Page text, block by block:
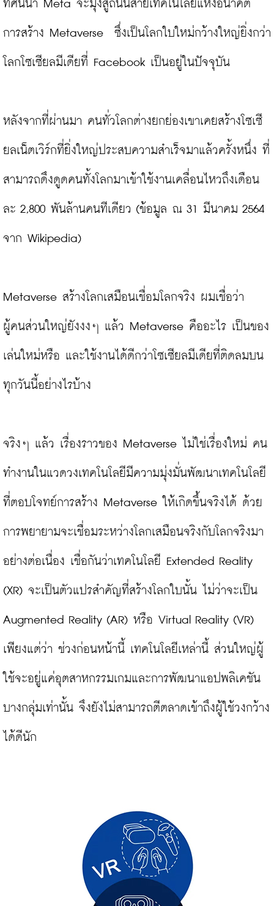
ทัศน์นำ Meta จะมุ่งสู่ถนนสายเทคโนโลยีแห่งอนาคต
การสร้าง Metaverse  ซึ่งเป็นโลกใบใหม่กว้างใหญ่ยิ่งกว่า
โลกโซเซียลมีเดียที่ Facebook เป็นอยู่ในปัจจุบัน
หลังจากที่ผ่านมา คนทั่วโลกต่างยกย่องเขาเคยสร้างโซเซี
ยลเน็ตเวิร์กที่ยิ่งใหญ่ประสบความสำเร็จมาแล้วครั้งหนึ่ง ที่
สามารถดึงดูดคนทั้งโลกมาเข้าใช้งานเคลื่อนไหวถึงเดือน
ละ 2,800 พันล้านคนทีเดียว (ข้อมูล ณ 31 มีนาคม 2564
จาก Wikipedia)
Metaverse สร้างโลกเสมือนเชื่อมโลกจริง ผมเชื่อว่า
ผู้คนส่วนใหญ่ยังงงๆ แล้ว Metaverse คืออะไร เป็นของ
เล่นใหม่หรือ และใช้งานได้ดีกว่าโซเซียลมีเดียที่ติดลมบน
ทุกวันนี้อย่างไรบ้าง
จริงๆ แล้ว เรื่องราวของ Metaverse ไม่ใช่เรื่องใหม่ คน
ทำงานในแวดวงเทคโนโลยีมีความมุ่งมั่นพัฒนาเทคโนโลยี
ที่ตอบโจทย์การสร้าง Metaverse ให้เกิดขึ้นจริงได้ ด้วย
การพยายามจะเชื่อมระหว่างโลกเสมือนจริงกับโลกจริงมา
อย่างต่อเนื่อง เชื่อกันว่าเทคโนโลยี Extended Reality
(XR) จะเป็นตัวแปรสำคัญที่สร้างโลกใบนั้น ไม่ว่าจะเป็น
Augmented Reality (AR) หรือ Virtual Reality (VR)
เพียงแต่ว่า ช่วงก่อนหน้านี้ เทคโนโลยีเหล่านี้ ส่วนใหญ่ผู้
ใช้จะอยู่แค่อุตสาหกรรมเกมและการพัฒนาแอปพลิเคชัน
บางกลุ่มเท่านั้น จึงยังไม่สามารถตีตลาดเข้าถึงผู้ใช้วงกว้าง
ได้ดีนัก